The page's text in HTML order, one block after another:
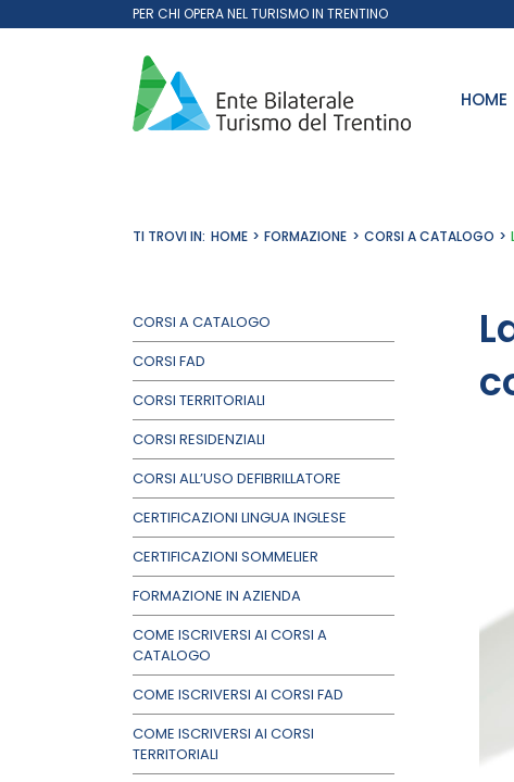
al
PER CHI OPERA NEL TURISMO IN TRENTINO
HOME
TI TROVI IN: HOME FORMAZIONE CORSI A CATALOGO
CORSI A CATALOGO
CORSI FAD
CORSI TERRITORIALI
CORSI RESIDENZIALI
CORSI ALL’USO DEFIBRILLATORE
CERTIFICAZIONI LINGUA INGLESE
CERTIFICAZIONI SOMMELIER
FORMAZIONE IN AZIENDA
COME ISCRIVERSI AI CORSI A
CATALOGO
COME ISCRIVERSI AI CORSI FAD
COME ISCRIVERSI AI CORSI
TERRITORIALI